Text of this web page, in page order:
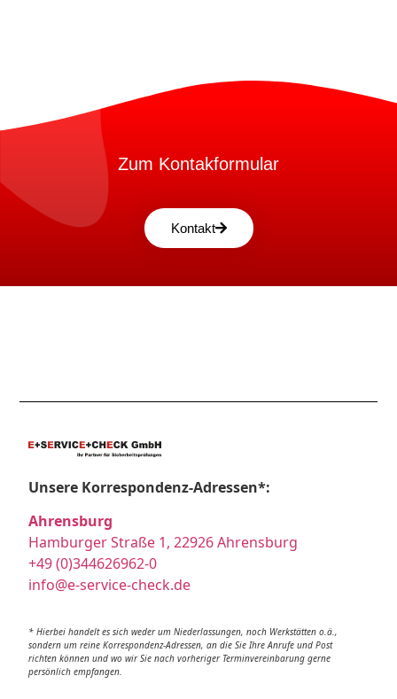
Zum Kontakformular
Kontakt
Unsere Korrespondenz-Adressen*:
Ahrensburg
Hamburger Straße 1, 22926 Ahrensburg
+49 (0)344626962-0
info@e-service-check.de
* Hierbei handelt es sich weder um Niederlassungen, noch Werkstätten o.ä.,
sondern um reine Korrespondenz-Adressen, an die Sie Ihre Anrufe und Post
richten können und wo wir Sie nach vorheriger Terminvereinbarung gerne
persönlich empfangen.